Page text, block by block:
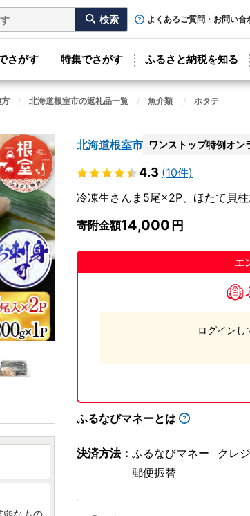
よくあるご質問・お問い合
さがす 特集でさがす ふるさと納税を知る
北海道根室市の返礼品一覧 魚介類 ホタテ
北海道根室市 ワンストップ特例オン
4.3 (10件)
冷凍生さんま5尾×2P、ほたて貝
寄附金額14,000
エ
ログインし
ふるなびマネーとは
決済方法： ふるなびマネー クレ
郵便振替